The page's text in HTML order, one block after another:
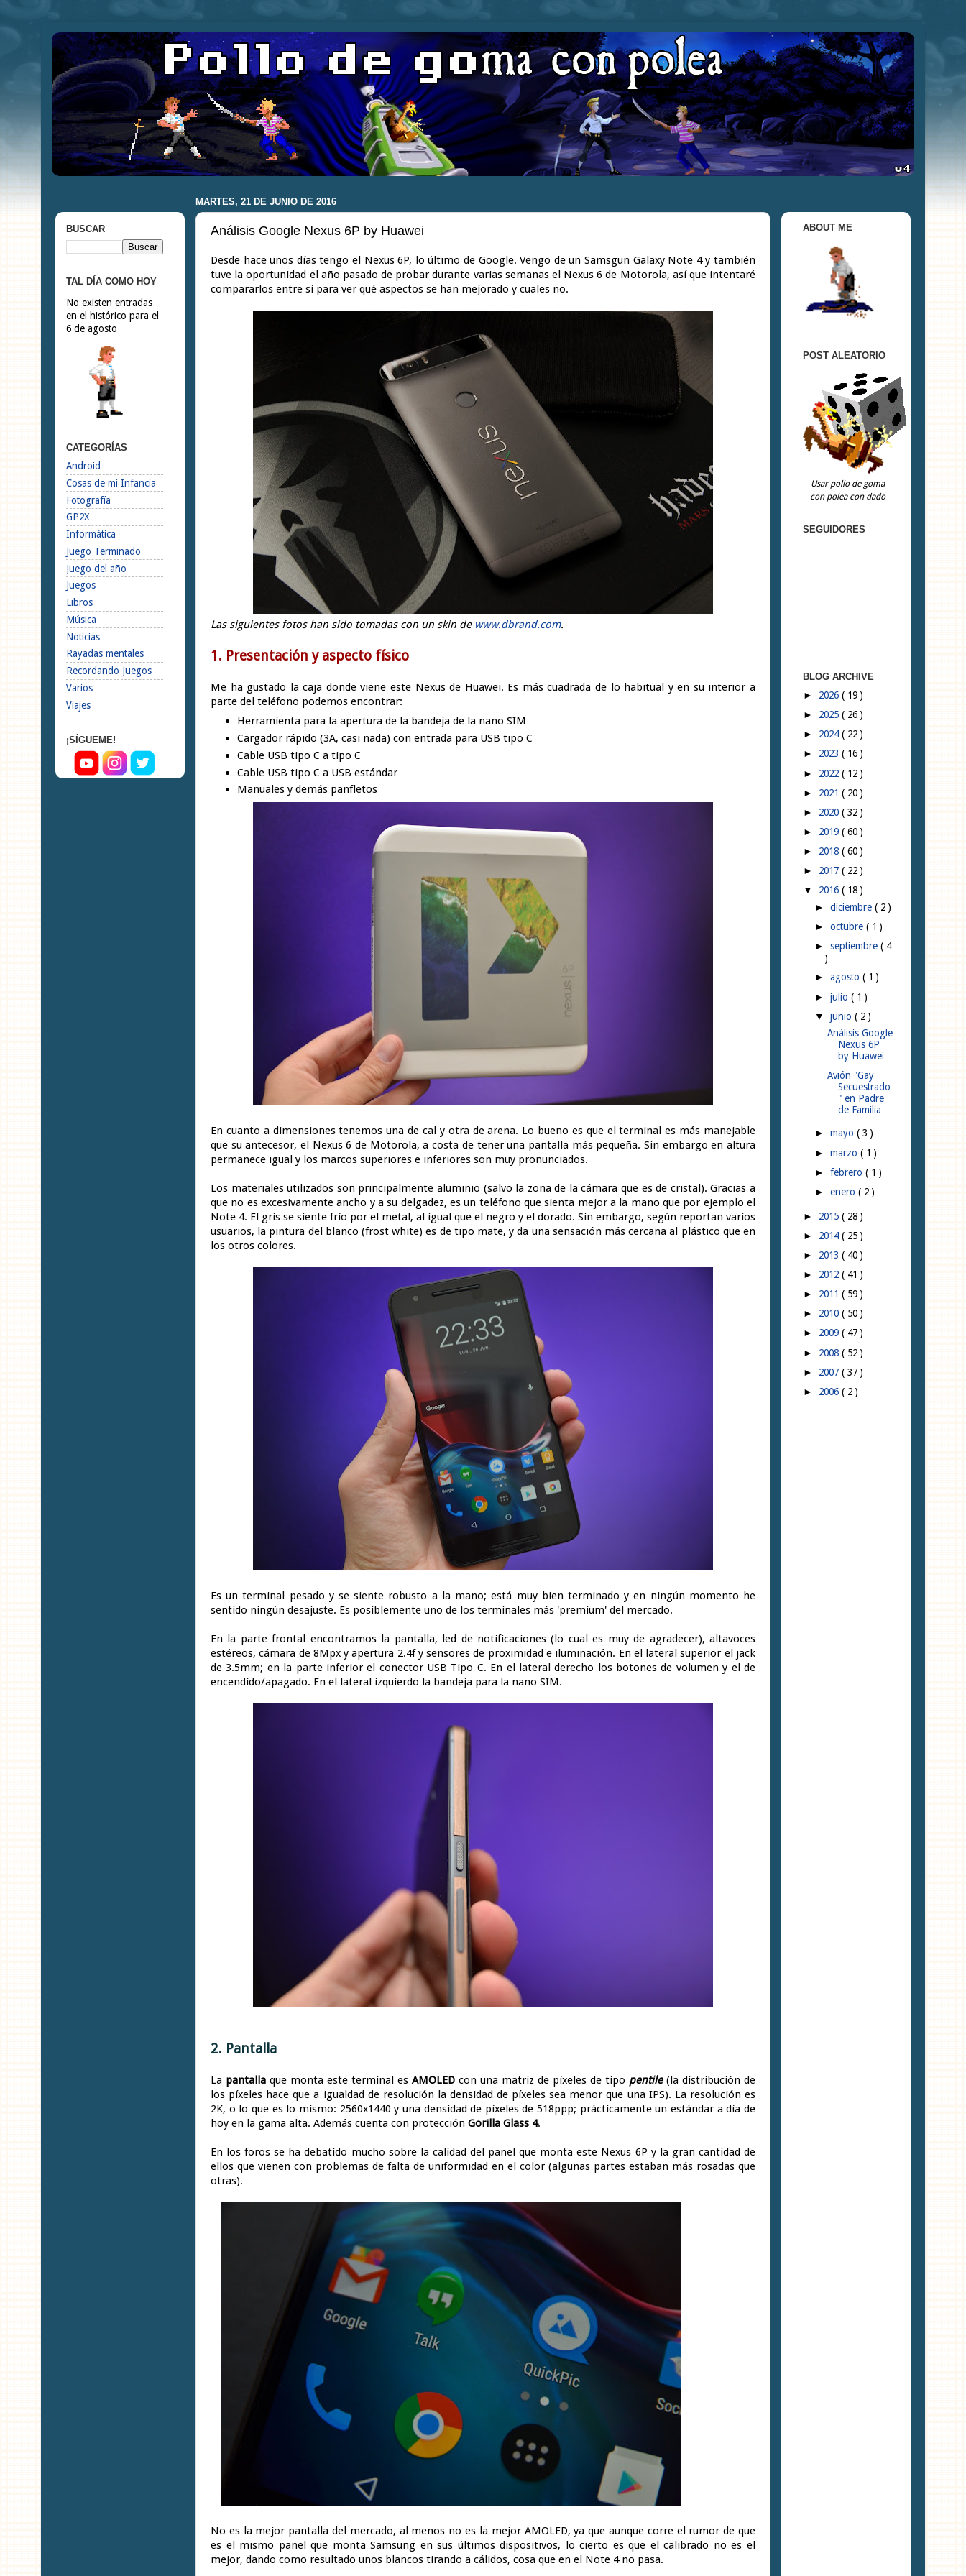
MARTES, 21 DE JUNIO DE 2016
Análisis Google Nexus 6P by Huawei
Desde hace unos días tengo el Nexus 6P, lo último de Google. Vengo de un Samsgun Galaxy Note 4 y también
tuve la oportunidad el año pasado de probar durante varias semanas el Nexus 6 de Motorola, así que intentaré
compararlos entre sí para ver qué aspectos se han mejorado y cuales no.
Las siguientes fotos han sido tomadas con un skin de www.dbrand.com.
1. Presentación y aspecto físico
Me ha gustado la caja donde viene este Nexus de Huawei. Es más cuadrada de lo habitual y en su interior a
parte del teléfono podemos encontrar:
Herramienta para la apertura de la bandeja de la nano SIM
Cargador rápido (3A, casi nada) con entrada para USB tipo C
Cable USB tipo C a tipo C
Cable USB tipo C a USB estándar
Manuales y demás panfletos
En cuanto a dimensiones tenemos una de cal y otra de arena. Lo bueno es que el terminal es más manejable
que su antecesor, el Nexus 6 de Motorola, a costa de tener una pantalla más pequeña. Sin embargo en altura
permanece igual y los marcos superiores e inferiores son muy pronunciados.
Los materiales utilizados son principalmente aluminio (salvo la zona de la cámara que es de cristal). Gracias a
que no es excesivamente ancho y a su delgadez, es un teléfono que sienta mejor a la mano que por ejemplo el
Note 4. El gris se siente frío por el metal, al igual que el negro y el dorado. Sin embargo, según reportan varios
usuarios, la pintura del blanco (frost white) es de tipo mate, y da una sensación más cercana al plástico que en
los otros colores.
Es un terminal pesado y se siente robusto a la mano; está muy bien terminado y en ningún momento he
sentido ningún desajuste. Es posiblemente uno de los terminales más 'premium' del mercado.
En la parte frontal encontramos la pantalla, led de notificaciones (lo cual es muy de agradecer), altavoces
estéreos, cámara de 8Mpx y apertura 2.4f y sensores de proximidad e iluminación. En el lateral superior el jack
de 3.5mm; en la parte inferior el conector USB Tipo C. En el lateral derecho los botones de volumen y el de
encendido/apagado. En el lateral izquierdo la bandeja para la nano SIM.
2. Pantalla
La pantalla que monta este terminal es AMOLED con una matriz de píxeles de tipo pentile(la distribución de
los píxeles hace que a igualdad de resolución la densidad de píxeles sea menor que una IPS). La resolución es
2K, o lo que es lo mismo: 2560x1440 y una densidad de píxeles de 518ppp; prácticamente un estándar a día de
hoy en la gama alta. Además cuenta con protección Gorilla Glass 4.
En los foros se ha debatido mucho sobre la calidad del panel que monta este Nexus 6P y la gran cantidad de
ellos que vienen con problemas de falta de uniformidad en el color (algunas partes estaban más rosadas que
otras).
No es la mejor pantalla del mercado, al menos no es la mejor AMOLED, ya que aunque corre el rumor de que
es el mismo panel que monta Samsung en sus últimos dispositivos, lo cierto es que el calibrado no es el
mejor, dando como resultado unos blancos tirando a cálidos, cosa que en el Note 4 no pasa.
BUSCAR
TAL DÍA COMO HOY
No existen entradas
en el histórico para el
6 de agosto
CATEGORÍAS
Android
Cosas de mi Infancia
Fotografía
GP2X
Informática
Juego Terminado
Juego del año
Juegos
Libros
Música
Noticias
Rayadas mentales
Recordando Juegos
Varios
Viajes
¡SÍGUEME!
ABOUT ME
POST ALEATORIO
Usar pollo de goma
con polea con dado
SEGUIDORES
BLOG ARCHIVE
► 2026 ( 19 )
► 2025 ( 26 )
► 2024( 22 )
► 2023 ( 16 )
► 2022 ( 12 )
► 2021 ( 20 )
► 2020 ( 32 )
► 2019 ( 60 )
► 2018 ( 60 )
► 2017 ( 22 )
▼ 2016 ( 18 )
►diciembre( 2 )
►octubre( 1 )
►septiembre( 4
)
►agosto( 1 )
►julio( 1 )
▼junio( 2 )
Análisis Google
Nexus 6P
by Huawei
Avión "Gay
Secuestrado
" en Padre
de Familia
►mayo( 3 )
►marzo( 1 )
►febrero( 1 )
►enero( 2 )
► 2015 ( 28 )
► 2014( 25 )
► 2013 ( 40 )
► 2012 ( 41 )
► 2011 ( 59 )
► 2010 ( 50 )
► 2009 ( 47 )
► 2008 ( 52 )
► 2007 ( 37 )
► 2006 ( 2 )